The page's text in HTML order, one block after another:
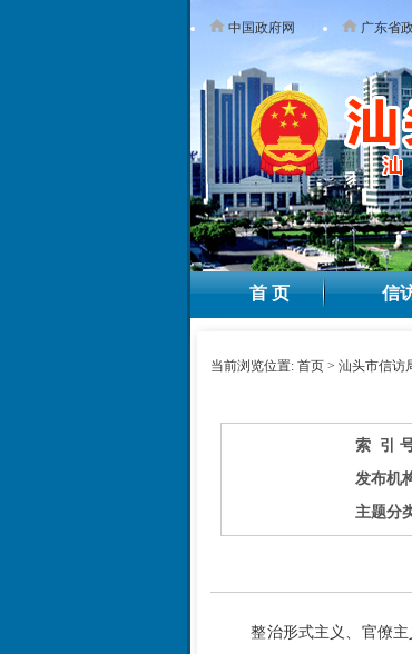
中国政府网 广东省
首 页 信
当前浏览位置: 首页 > 汕头市信访
索 引
发布机
主题分
整治形式主义、官僚